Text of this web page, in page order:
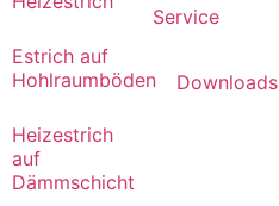
Estrich auf
Hohlraumböden
Heizestrich
auf
Dämmschicht
Service
Downloads